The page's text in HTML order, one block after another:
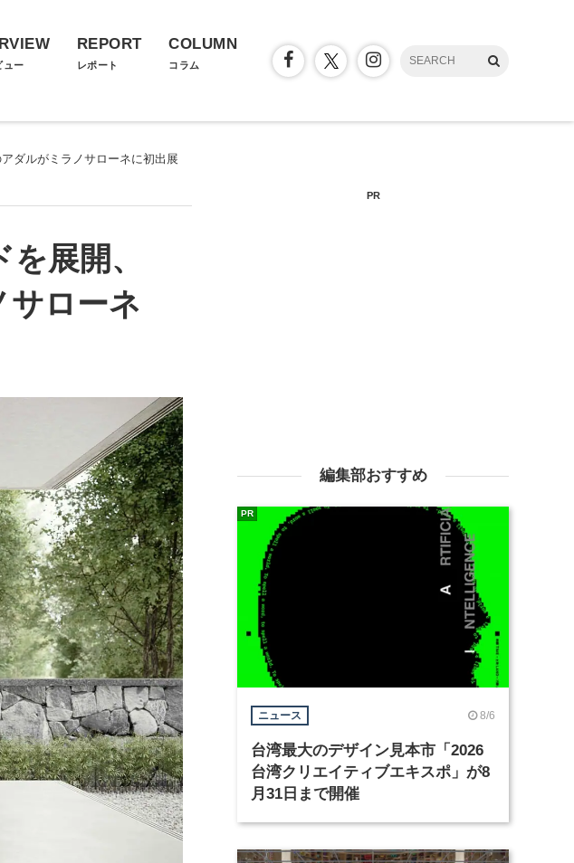
ュー
REPORT
レポート
COLUMN
コラム
ダルがミラノサローネに初出展
展開、
サローネ
PR
編集部おすすめ
ニュース 8/6
台湾最大のデザイン見本市「2026
台湾クリエイティブエキスポ」が8
月31日まで開催
PR